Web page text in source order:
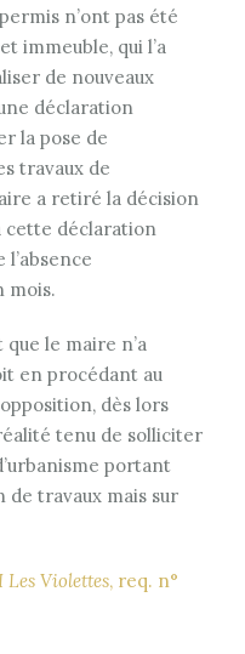
n’ont pas été
immeuble, qui l’a
de nouveaux
déclaration
la pose de
travaux de
a retiré la décision
cette déclaration
mois.
le maire n’a
en procédant au
dès lors
tenu de solliciter
portant
de travaux mais sur
Les Violettes, req. n°